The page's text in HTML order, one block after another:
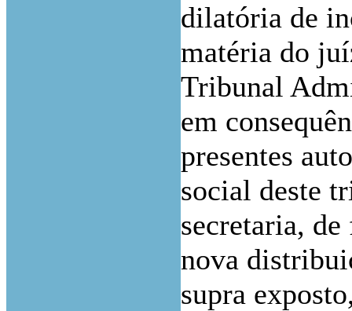
dilatória de
matéria do
Tribunal
em
presentes
social deste
secretaria,
nova
supra